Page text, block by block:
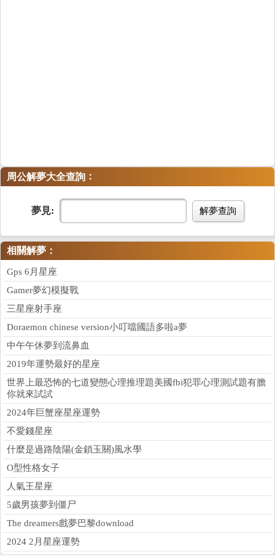
周公解夢大全查詢 ：
夢見: 解夢查詢
相關解夢：
Gps 6月星座
Gamer夢幻模擬戰
三星座射手座
Doraemon chinese version小叮噹國語多啦a夢
中午午休夢到流鼻血
2019年運勢最好的星座
世界上最恐怖的七道變態心理推理題美國fbi犯罪心理測試題有膽
你就來試試
2024年巨蟹座星座運勢
不愛錢星座
什麼是過路陰陽(金鎖玉關)風水學
O型性格女子
人氣王星座
5歲男孩夢到僵尸
The dreamers戲夢巴黎download
2024 2月星座運勢